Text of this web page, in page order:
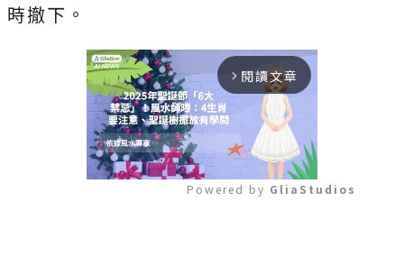
時撤下。
arrow_forward_ios 閱讀文章
Powered by GliaStudios